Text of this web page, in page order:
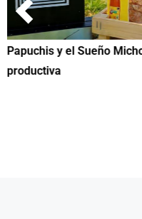
Papuchis y el Sueño
productiva